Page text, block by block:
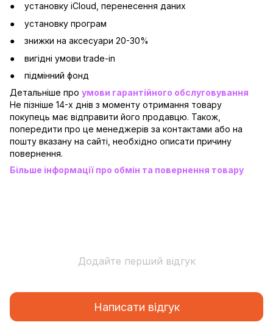
установку iCloud, перенесення даних
установку програм
знижки на аксесуари 20-30%
вигідні умови trade-in
підмінний фонд
Детальніше про умови гарантійного обслуговування
Не пізніше 14-х днів з моменту отримання товару
покупець має відправити його продавцю. Також,
попередити про це менеджерів за контактами або на
пошту вказану на сайті, необхідно описати причину
повернення.
Більше інформації про обмін та повернення товару
Додайте перший відгук
Написати відгук